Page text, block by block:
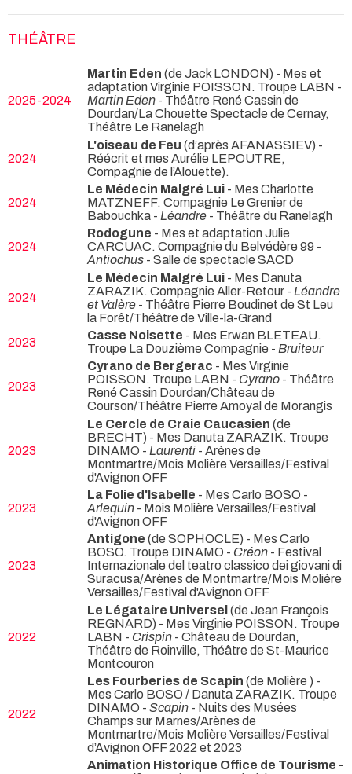
THÉÂTRE
2025-2024
Martin Eden (de Jack LONDON) - Mes et
adaptation Virginie POISSON. Troupe LABN -
Martin Eden - Théâtre René Cassin de
Dourdan/La Chouette Spectacle de Cernay,
Théâtre Le Ranelagh
2024
L'oiseau de Feu (d’après AFANASSIEV) -
Réécrit et mes Aurélie LEPOUTRE,
Compagnie de l’Alouette).
2024
Le Médecin Malgré Lui - Mes Charlotte
MATZNEFF. Compagnie Le Grenier de
Babouchka - Léandre - Théâtre du Ranelagh
2024
Rodogune - Mes et adaptation Julie
CARCUAC. Compagnie du Belvédère 99 -
Antiochus - Salle de spectacle SACD
2024
Le Médecin Malgré Lui - Mes Danuta
ZARAZIK. Compagnie Aller-Retour - Léandre
et Valère - Théâtre Pierre Boudinet de St Leu
la Forêt/Théâtre de Ville-la-Grand
2023
Casse Noisette - Mes Erwan BLETEAU.
Troupe La Douzième Compagnie - Bruiteur
2023
Cyrano de Bergerac - Mes Virginie
POISSON. Troupe LABN - Cyrano - Théâtre
René Cassin Dourdan/Château de
Courson/Théâtre Pierre Amoyal de Morangis
2023
Le Cercle de Craie Caucasien (de
BRECHT) - Mes Danuta ZARAZIK. Troupe
DINAMO - Laurenti - Arènes de
Montmartre/Mois Molière Versailles/Festival
d'Avignon OFF
2023
La Folie d'Isabelle - Mes Carlo BOSO -
Arlequin - Mois Molière Versailles/Festival
d'Avignon OFF
2023
Antigone (de SOPHOCLE) - Mes Carlo
BOSO. Troupe DINAMO - Créon - Festival
Internazionale del teatro classico dei giovani di
Suracusa/Arènes de Montmartre/Mois Molière
Versailles/Festival d'Avignon OFF
2022
Le Légataire Universel (de Jean François
REGNARD) - Mes Virginie POISSON. Troupe
LABN - Crispin - Château de Dourdan,
Théâtre de Roinville, Théâtre de St-Maurice
Montcouron
2022
Les Fourberies de Scapin (de Molière ) -
Mes Carlo BOSO / Danuta ZARAZIK. Troupe
DINAMO - Scapin - Nuits des Musées
Champs sur Marnes/Arènes de
Montmartre/Mois Molière Versailles/Festival
d’Avignon OFF 2022 et 2023
Animation Historique Office de Tourisme -